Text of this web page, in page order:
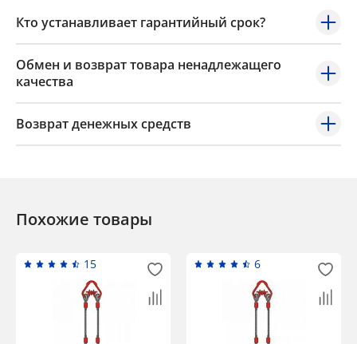
Кто устанавливает гарантийный срок?
Обмен и возврат товара ненадлежащего
качества
Возврат денежных средств
Похожие товары
15 6